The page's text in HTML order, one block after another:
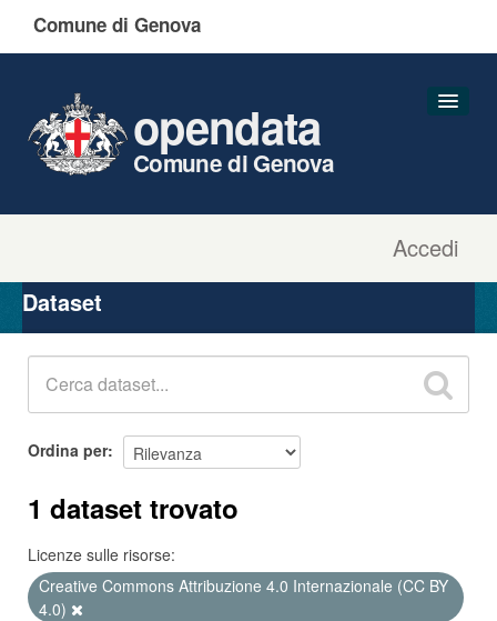
Comune di Genova
Accedi
opendata
Comune di Genova
Organizzazioni
Gruppi
Dataset
Ordina per
1 dataset trovato
Licenze sulle risorse:
Creative Commons Attribuzione 4.0 Internazionale (CC BY
4.0)